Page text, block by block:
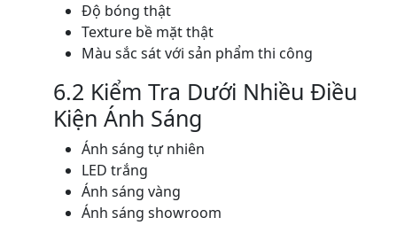
Độ bóng thật
Texture bề mặt thật
Màu sắc sát với sản phẩm thi công
6.2 Kiểm Tra Dưới Nhiều Điều
Kiện Ánh Sáng
Ánh sáng tự nhiên
LED trắng
Ánh sáng vàng
Ánh sáng showroom